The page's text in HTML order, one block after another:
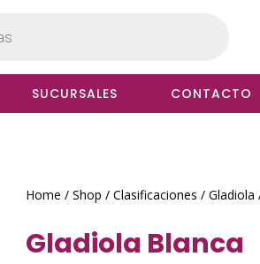
SUCURSALES CONTACTO
Home / Shop / Clasificaciones / Gladiola
Gladiola Blanca